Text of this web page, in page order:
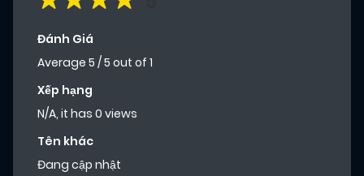
Đánh Giá
Average 5 /5 out of 1
Xếp hạng
N/A, it has 0 views
Tên khác
Đang cập nhật